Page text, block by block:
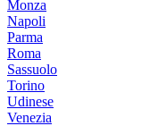
Monza
Napoli
Parma
Roma
Sassuolo
Torino
Udinese
Venezia